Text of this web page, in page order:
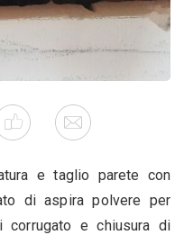
e taglio parete con
di aspira polvere per
corrugato e chiusura di